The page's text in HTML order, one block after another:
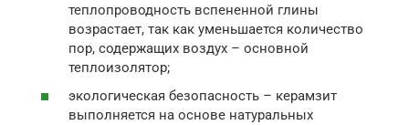
теплопроводность вспененной глины
возрастает, так как уменьшается количество
пор, содержащих воздух – основной
теплоизолятор;
экологическая безопасность – керамзит
выполняется на основе натуральных